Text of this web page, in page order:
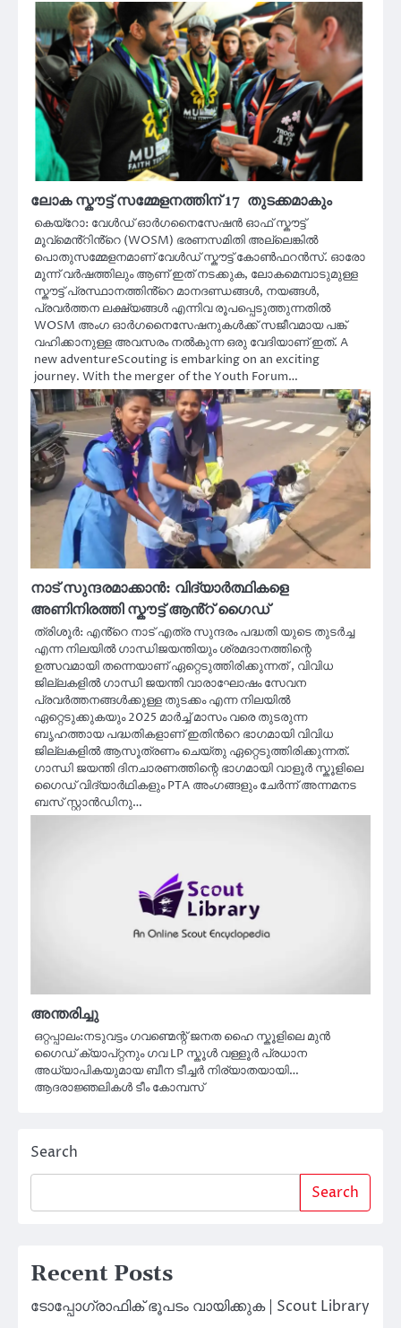
ലോക സ്കൗട്ട് സമ്മേളനത്തിന് 17 തുടക്കമാകും
കെയ്റോ: വേൾഡ് ഓർഗനൈസേഷൻ ഓഫ് സ്കൗട്ട്
മൂവ്‌മെൻ്റിൻ്റെ (WOSM) ഭരണസമിതി അല്ലെങ്കിൽ
പൊതുസമ്മേളനമാണ് വേൾഡ് സ്കൗട്ട് കോൺഫറൻസ്. ഓരോ
മൂന്ന് വർഷത്തിലും ആണ് ഇത് നടക്കുക, ലോകമെമ്പാടുമുള്ള
സ്കൗട്ട് പ്രസ്ഥാനത്തിൻ്റെ മാനദണ്ഡങ്ങൾ, നയങ്ങൾ,
പ്രവർത്തന ലക്ഷ്യങ്ങൾ എന്നിവ രൂപപ്പെടുത്തുന്നതിൽ
WOSM അംഗ ഓർഗനൈസേഷനുകൾക്ക് സജീവമായ പങ്ക്
വഹിക്കാനുള്ള അവസരം നൽകുന്ന ഒരു വേദിയാണ് ഇത്. A
new adventureScouting is embarking on an exciting
journey. With the merger of the Youth Forum…
നാട് സുന്ദരമാക്കാൻ: വിദ്യാർത്ഥികളെ
അണിനിരത്തി സ്കൗട്ട് ആൻ്റ് ഗൈഡ്
ത്രിശൂർ: എൻ്റെ നാട് എത്ര സുന്ദരം പദ്ധതി യുടെ തുടർച്ച
എന്ന നിലയിൽ ഗാന്ധിജയന്തിയും ശ്രമദാനത്തിന്റെ
ഉത്സവമായി തന്നെയാണ് ഏറ്റെടുത്തിരിക്കുന്നത് , വിവിധ
ജില്ലകളിൽ ഗാന്ധി ജയന്തി വാരാഘോഷം സേവന
പ്രവർത്തനങ്ങൾക്കുള്ള തുടക്കം എന്ന നിലയിൽ
ഏറ്റെടുക്കുകയും 2025 മാർച്ച് മാസം വരെ തുടരുന്ന
ബൃഹത്തായ പദ്ധതികളാണ് ഇതിൻറെ ഭാഗമായി വിവിധ
ജില്ലകളിൽ ആസൂത്രണം ചെയ്തു ഏറ്റെടുത്തിരിക്കുന്നത്.
ഗാന്ധി ജയന്തി ദിനചാരണത്തിന്റെ ഭാഗമായി വാളൂർ സ്കൂളിലെ
ഗൈഡ് വിദ്യാർഥികളും PTA അംഗങ്ങളും ചേർന്ന് അന്നമനട
ബസ് സ്റ്റാൻഡിനു…
അന്തരിച്ചു
ഒറ്റപ്പാലം:നടുവട്ടം ഗവണ്മെന്റ് ജനത ഹൈ സ്കൂളിലെ മുൻ
ഗൈഡ് ക്യാപ്റ്റനും ഗവ LP സ്കൂൾ വള്ളൂർ പ്രധാന
അധ്യാപികയുമായ ബീന ടീച്ചർ നിര്യാതയായി…
ആദരാജ്ഞലികൾ ടീം കോമ്പസ്
Search
Search
Recent Posts
ടോപ്പോഗ്രാഫിക് ഭൂപടം വായിക്കുക | Scout Library